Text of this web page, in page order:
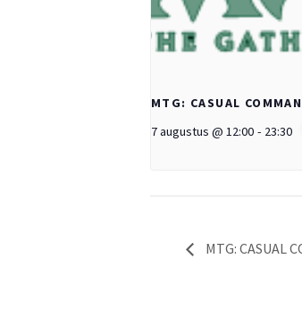
MTG: CASUAL
7 augustus @ 12:00 - 23:30
MTG: CASUAL